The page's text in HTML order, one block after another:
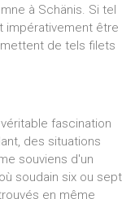
à Schänis. Si tel
impérativement être
de tels filets
fascination
des situations
souviens d'un
soudain six ou sept
en même